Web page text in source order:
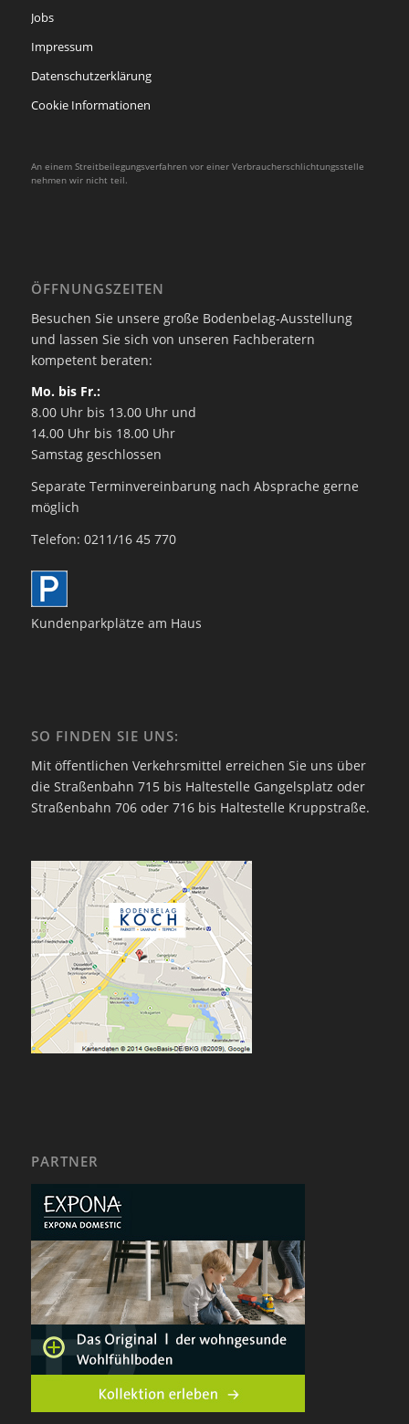
Jobs
Impressum
Datenschutzerklärung
Cookie Informationen
An einem Streitbeilegungsverfahren vor einer Verbraucherschlichtungsstelle
nehmen wir nicht teil.
ÖFFNUNGSZEITEN
Besuchen Sie unsere große Bodenbelag-Ausstellung
und lassen Sie sich von unseren Fachberatern
kompetent beraten:
Mo. bis Fr.:
8.00 Uhr bis 13.00 Uhr und
14.00 Uhr bis 18.00 Uhr
Samstag geschlossen
Separate Terminvereinbarung nach Absprache gerne
möglich
Telefon: 0211/16 45 770
Kundenparkplätze am Haus
SO FINDEN SIE UNS:
Mit öffentlichen Verkehrsmittel erreichen Sie uns über
die Straßenbahn 715 bis Haltestelle Gangelsplatz oder
Straßenbahn 706 oder 716 bis Haltestelle Kruppstraße.
PARTNER